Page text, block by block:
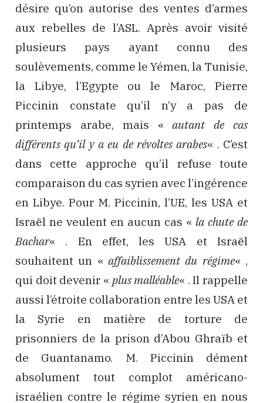
désire qu’on autorise des ventes d’armes
aux rebelles de l’ASL. Après avoir visité
plusieurs pays ayant connu des
soulèvements, comme le Yémen, la Tunisie,
la Libye, l’Egypte ou le Maroc, Pierre
Piccinin constate qu’il n’y a pas de
printemps arabe, mais «autant de cas
différents qu’il y a eu de révoltes arabes« . C’est
dans cette approche qu’il refuse toute
comparaison du cas syrien avec l’ingérence
en Libye. Pour M. Piccinin, l’UE, les USA et
Israël ne veulent en aucun cas « la chute de
Bachar« . En effet, les USA et Israël
souhaitent un « affaiblissement du régime« ,
qui doit devenir « plus malléable« . Il rappelle
aussi l’étroite collaboration entre les USA et
la Syrie en matière de torture de
prisonniers de la prison d’Abou Ghraïb et
de Guantanamo. M. Piccinin dément
absolument tout complot américano-
israélien contre le régime syrien en nous